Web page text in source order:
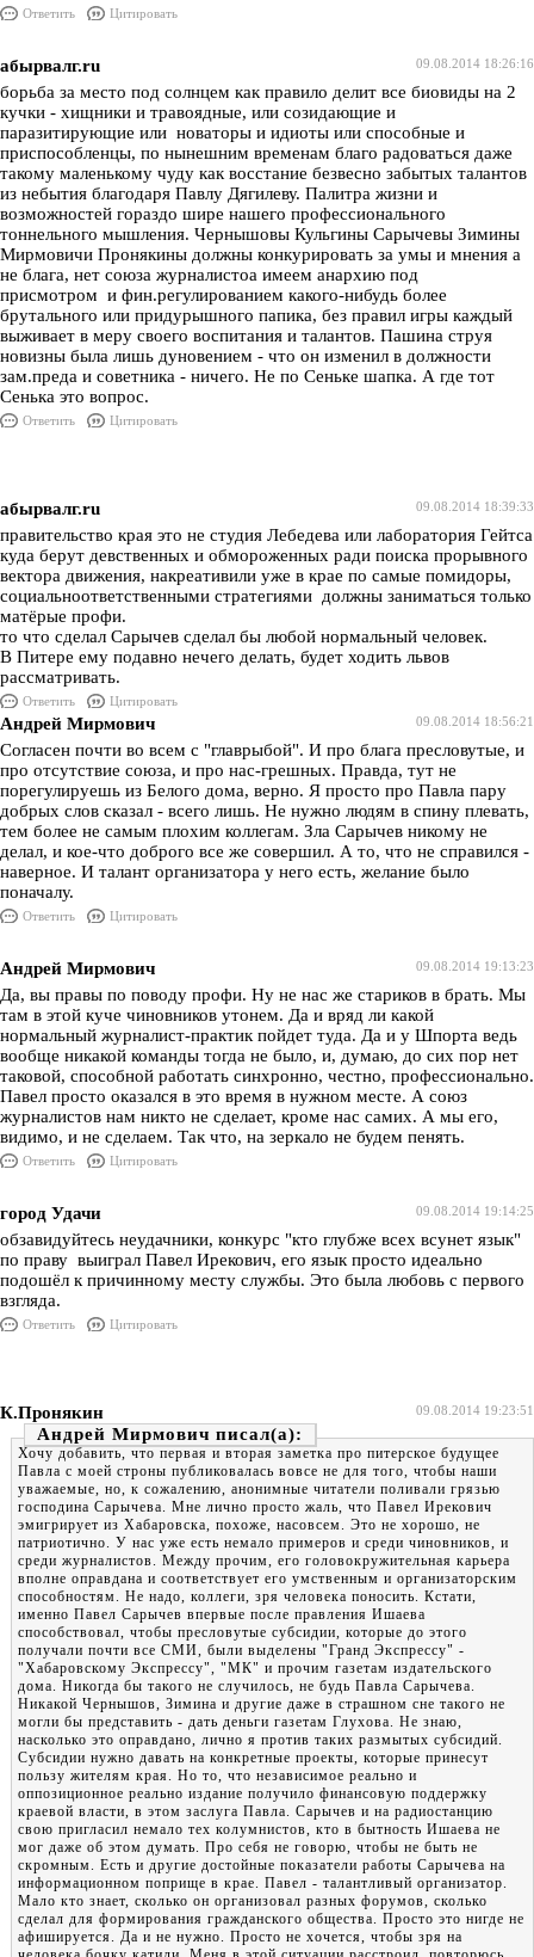
Ответить Цитировать
09.08.2014 18:26:16
абырвалг.ru
борьба за место под солнцем как правило делит все биовиды на 2
кучки - хищники и травоядные, или созидающие и
паразитирующие или новаторы и идиоты или способные и
приспособленцы, по нынешним временам благо радоваться даже
такому маленькому чуду как восстание безвесно забытых талантов
из небытия благодаря Павлу Дягилеву. Палитра жизни и
возможностей гораздо шире нашего профессионального
тоннельного мышления. Чернышовы Кульгины Сарычевы Зимины
Мирмовичи Пронякины должны конкурировать за умы и мнения а
не блага, нет союза журналистоа имеем анархию под
присмотром и фин.регулированием какого-нибудь более
брутального или придурышного папика, без правил игры каждый
выживает в меру своего воспитания и талантов. Пашина струя
новизны была лишь дуновением - что он изменил в должности
зам.преда и советника - ничего. Не по Сеньке шапка. А где тот
Сенька это вопрос.
Ответить Цитировать
09.08.2014 18:39:33
абырвалг.ru
правительство края это не студия Лебедева или лаборатория Гейтса
куда берут девственных и обмороженных ради поиска прорывного
вектора движения, накреативили уже в крае по самые помидоры,
социальноответственными стратегиями должны заниматься только
матёрые профи.
то что сделал Сарычев сделал бы любой нормальный человек.
В Питере ему подавно нечего делать, будет ходить львов
рассматривать.
Ответить
Цитировать
09.08.2014 18:56:21
Андрей Мирмович
Согласен почти во всем с "главрыбой". И про блага пресловутые, и
про отсутствие союза, и про нас-грешных. Правда, тут не
порегулируешь из Белого дома, верно. Я просто про Павла пару
добрых слов сказал - всего лишь. Не нужно людям в спину плевать,
тем более не самым плохим коллегам. Зла Сарычев никому не
делал, и кое-что доброго все же совершил. А то, что не справился -
наверное. И талант организатора у него есть, желание было
поначалу.
Ответить Цитировать
09.08.2014 19:13:23
Андрей Мирмович
Да, вы правы по поводу профи. Ну не нас же стариков в брать. Мы
там в этой куче чиновников утонем. Да и вряд ли какой
нормальный журналист-практик пойдет туда. Да и у Шпорта ведь
вообще никакой команды тогда не было, и, думаю, до сих пор нет
таковой, способной работать синхронно, честно, профессионально.
Павел просто оказался в это время в нужном месте. А союз
журналистов нам никто не сделает, кроме нас самих. А мы его,
видимо, и не сделаем. Так что, на зеркало не будем пенять.
Ответить Цитировать
09.08.2014 19:14:25
город Удачи
обзавидуйтесь неудачники, конкурс "кто глубже всех всунет язык"
по праву выиграл Павел Ирекович, его язык просто идеально
подошёл к причинному месту службы. Это была любовь с первого
взгляда.
Ответить Цитировать
09.08.2014 19:23:51
К.Пронякин
Андрей Мирмович
Хочу добавить, что первая и вторая заметка про питерское будущее
Павла с моей строны публиковалась вовсе не для того, чтобы наши
уважаемые, но, к сожалению, анонимные читатели поливали грязью
господина Сарычева. Мне лично просто жаль, что Павел Ирекович
эмигрирует из Хабаровска, похоже, насовсем. Это не хорошо, не
патриотично. У нас уже есть немало примеров и среди чиновников, и
среди журналистов. Между прочим, его головокружительная карьера
вполне оправдана и соответствует его умственным и организаторским
способностям. Не надо, коллеги, зря человека поносить. Кстати,
именно Павел Сарычев впервые после правления Ишаева
способствовал, чтобы пресловутые субсидии, которые до этого
получали почти все СМИ, были выделены "Гранд Экспрессу" -
"Хабаровскому Экспрессу", "МК" и прочим газетам издательского
дома. Никогда бы такого не случилось, не будь Павла Сарычева.
Никакой Чернышов, Зимина и другие даже в страшном сне такого не
могли бы представить - дать деньги газетам Глухова. Не знаю,
насколько это оправдано, лично я против таких размытых субсидий.
Субсидии нужно давать на конкретные проекты, которые принесут
пользу жителям края. Но то, что независимое реально и
оппозиционное реально издание получило финансовую поддержку
краевой власти, в этом заслуга Павла. Сарычев и на радиостанцию
свою пригласил немало тех колумнистов, кто в бытность Ишаева не
мог даже об этом думать. Про себя не говорю, чтобы не быть не
скромным. Есть и другие достойные показатели работы Сарычева на
информационном поприще в крае. Павел - талантливый организатор.
Мало кто знает, сколько он организовал разных форумов, сколько
сделал для формирования гражданского общества. Просто это нигде не
афишируется. Да и не нужно. Просто не хочется, чтобы зря на